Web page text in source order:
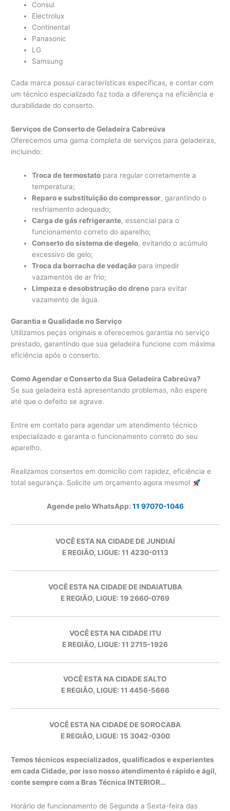
Consul
Electrolux
Continental
Panasonic
LG
Samsung
Cada marca possui características específicas, e contar com
um técnico especializado faz toda a diferença na eficiência e
durabilidade do conserto.
Serviços de Conserto de Geladeira Cabreúva
Oferecemos uma gama completa de serviços para geladeiras,
incluindo:
Troca de termostato para regular corretamente a
temperatura;
Reparo e substituição do compressor, garantindo o
resfriamento adequado;
Carga de gás refrigerante, essencial para o
funcionamento correto do aparelho;
Conserto do sistema de degelo, evitando o acúmulo
excessivo de gelo;
Troca da borracha de vedação para impedir
vazamentos de ar frio;
Limpeza e desobstrução do dreno para evitar
vazamento de água.
Garantia e Qualidade no Serviço
Utilizamos peças originais e oferecemos garantia no serviço
prestado, garantindo que sua geladeira funcione com máxima
eficiência após o conserto.
Como Agendar o Conserto da Sua Geladeira Cabreúva?
Se sua geladeira está apresentando problemas, não espere
até que o defeito se agrave.
Entre em contato para agendar um atendimento técnico
especializado e garanta o funcionamento correto do seu
aparelho.
Realizamos consertos em domicílio com rapidez, eficiência e
total segurança. Solicite um orçamento agora mesmo!
Agende pelo WhatsApp: 11 97070-1046
VOCÊ ESTA NA CIDADE DE JUNDIAÍ
E REGIÃO, LIGUE: 11 4230-0113
VOCÊ ESTA NA CIDADE DE INDAIATUBA
E REGIÃO, LIGUE: 19 2660-0769
VOCÊ ESTA NA CIDADE ITU
E REGIÃO, LIGUE: 11 2715-1926
VOCÊ ESTA NA CIDADE SALTO
E REGIÃO, LIGUE: 11 4456-5666
VOCÊ ESTA NA CIDADE DE SOROCABA
E REGIÃO, LIGUE: 15 3042-0300
Temos técnicos especializados, qualificados e experientes
em cada Cidade, por isso nosso atendimento é rápido e ágil,
conte sempre com a Bras Técnica INTERIOR…
Horário de funcionamento de Segunda a Sexta-feira das